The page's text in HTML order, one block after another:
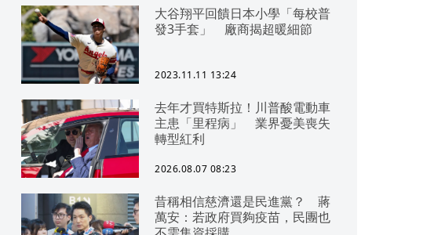
大谷翔平回饋日本小學「每校普
發3手套」 廠商揭超暖細節
2023.11.11 13:24
去年才買特斯拉！川普酸電動車
主患「里程病」 業界憂美喪失
轉型紅利
2026.08.07 08:23
昔稱相信慈濟還是民進黨？ 蔣
萬安：若政府買夠疫苗，民團也